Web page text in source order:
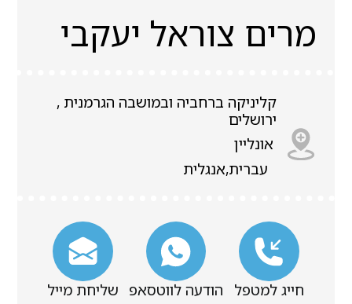
מרים צוראל יעקבי
קליניקה ברחביה ובמושבה הגרמנית ,
ירושלים
אונליין
עברית,אנגלית
חייג למטפל הודעה לווטסאפ שליחת מייל